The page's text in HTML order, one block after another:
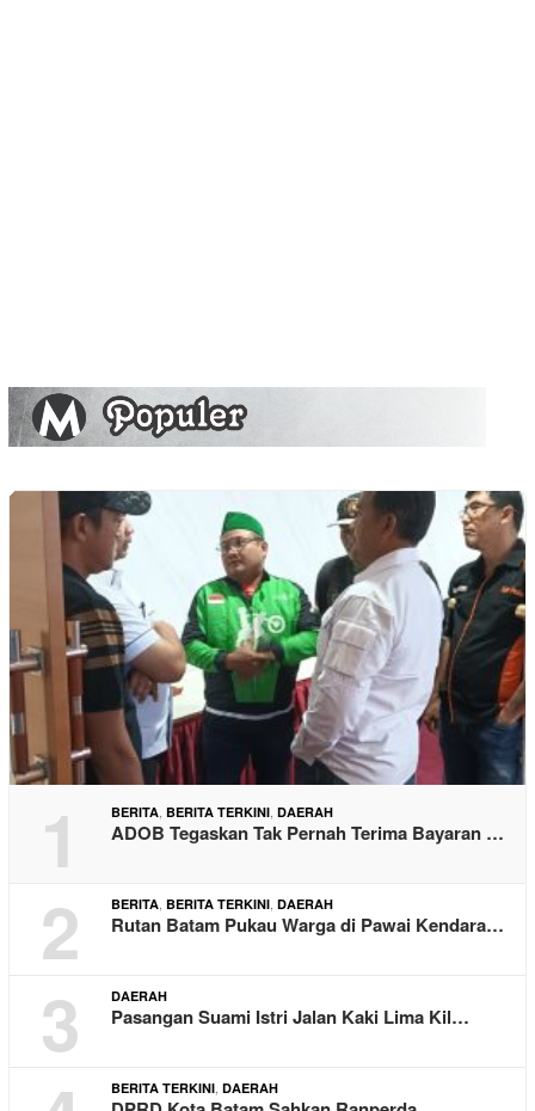
1 BERITA, BERITA TERKINI, DAERAH
ADOB Tegaskan Tak Pernah Terima Bayaran …
2 BERITA, BERITA TERKINI, DAERAH
Rutan Batam Pukau Warga di Pawai Kendara…
3 DAERAH
Pasangan Suami Istri Jalan Kaki Lima Kil…
BERITA TERKINI, DAERAH